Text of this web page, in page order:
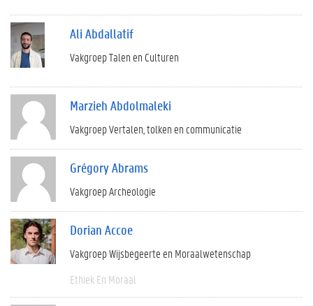
Ali Abdallatif
Vakgroep Talen en Culturen
Marzieh Abdolmaleki
Vakgroep Vertalen, tolken en communicatie
Grégory Abrams
Vakgroep Archeologie
Dorian Accoe
Vakgroep Wijsbegeerte en Moraalwetenschap
Ethiek En Moraal